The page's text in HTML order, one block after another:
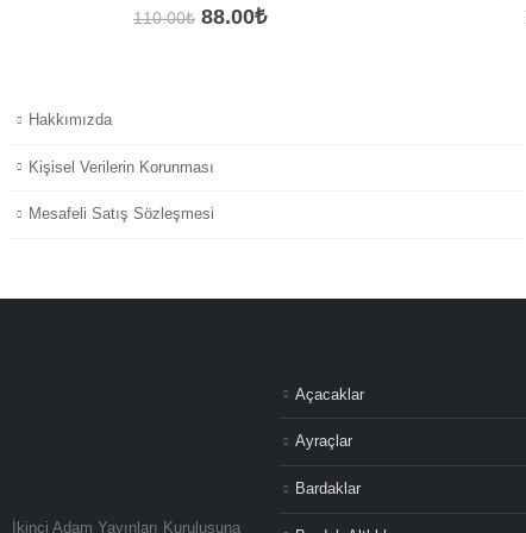
110.00₺ Orijinal
88.00₺Şu
Hakkımızda
Kişisel Verilerin Korunması
Mesafeli Satış Sözleşmesi
İkinci Adam Yayınları Kuruluşuna
Açacaklar
Ayraçlar
Bardaklar